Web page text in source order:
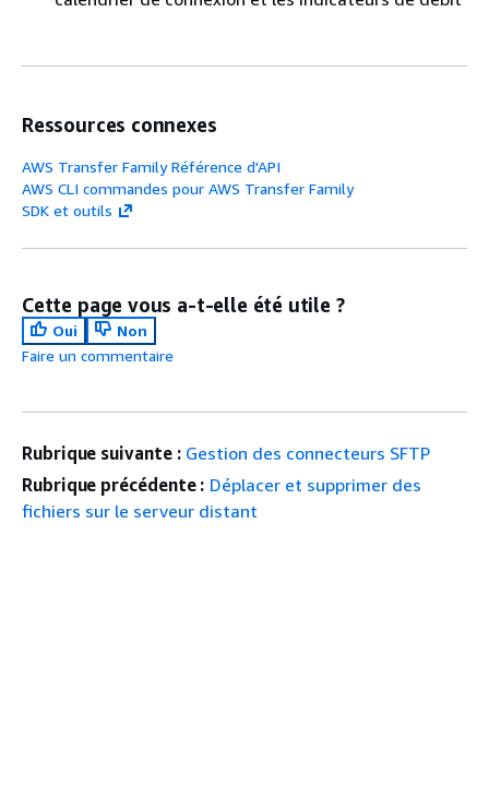
Ressources connexes
AWS Transfer Family Référence d'API
AWS CLI commandes pour AWS Transfer Family
SDK et outils
Cette page vous a-t-elle été utile ?
Oui
Non
Faire un commentaire
Rubrique suivante : Gestion des connecteurs SFTP
Rubrique précédente : Déplacer et supprimer des
fichiers sur le serveur distant